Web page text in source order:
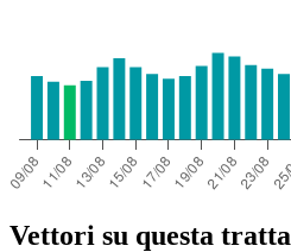
Vettori su questa tratta